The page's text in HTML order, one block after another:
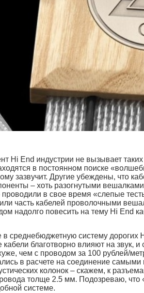
Hi End индустрии не вызывает
в постоянном поиске
зазвучит. Другие убеждены, что
– хоть разогнутыми
проводили в свое время «слепые
часть кабелей проволочными
надолго повесить на тему Hi End
в среднебюджетную систему дорогих
благотворно влияют на звук, и
чем с проводом за 100 рублей/
в расчете на соединение
колонок – скажем, к
толще 2.5 мм. Подозреваю, что
системе.